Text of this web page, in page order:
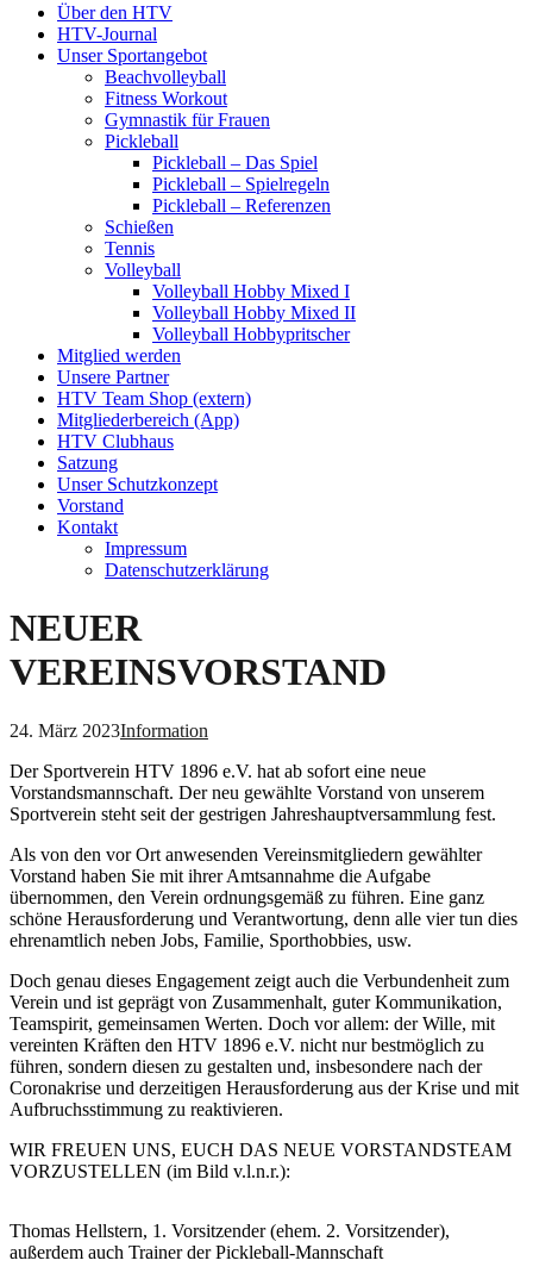
Über den HTV
HTV-Journal
Unser Sportangebot
Beachvolleyball
Fitness Workout
Gymnastik für Frauen
Pickleball
Pickleball – Das Spiel
Pickleball – Spielregeln
Pickleball – Referenzen
Schießen
Tennis
Volleyball
Volleyball Hobby Mixed I
Volleyball Hobby Mixed II
Volleyball Hobbypritscher
Mitglied werden
Unsere Partner
HTV Team Shop (extern)
Mitgliederbereich (App)
HTV Clubhaus
Satzung
Unser Schutzkonzept
Vorstand
Kontakt
Impressum
Datenschutzerklärung
NEUER
VEREINSVORSTAND
24. März 2023Information
Der Sportverein HTV 1896 e.V. hat ab sofort eine neue
Vorstandsmannschaft. Der neu gewählte Vorstand von unserem
Sportverein steht seit der gestrigen Jahreshauptversammlung fest.
Als von den vor Ort anwesenden Vereinsmitgliedern gewählter
Vorstand haben Sie mit ihrer Amtsannahme die Aufgabe
übernommen, den Verein ordnungsgemäß zu führen. Eine ganz
schöne Herausforderung und Verantwortung, denn alle vier tun dies
ehrenamtlich neben Jobs, Familie, Sporthobbies, usw.
Doch genau dieses Engagement zeigt auch die Verbundenheit zum
Verein und ist geprägt von Zusammenhalt, guter Kommunikation,
Teamspirit, gemeinsamen Werten. Doch vor allem: der Wille, mit
vereinten Kräften den HTV 1896 e.V. nicht nur bestmöglich zu
führen, sondern diesen zu gestalten und, insbesondere nach der
Coronakrise und derzeitigen Herausforderung aus der Krise und mit
Aufbruchsstimmung zu reaktivieren.
WIR FREUEN UNS, EUCH DAS NEUE VORSTANDSTEAM
VORZUSTELLEN (im Bild v.l.n.r.):
Thomas Hellstern, 1. Vorsitzender (ehem. 2. Vorsitzender),
außerdem auch Trainer der Pickleball-Mannschaft